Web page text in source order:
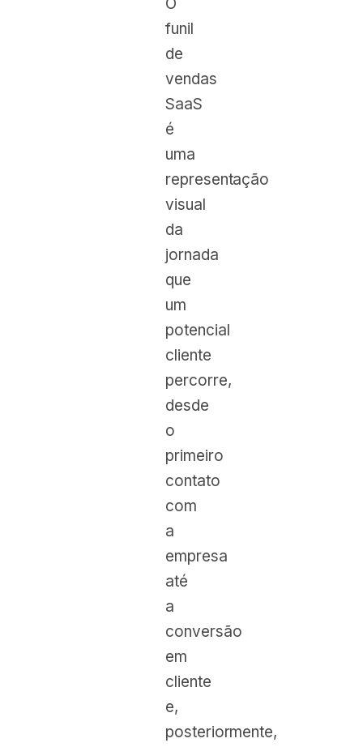
funil
de
vendas
SaaS
é
uma
representação
visual
da
jornada
que
um
potencial
cliente
percorre,
desde
o
primeiro
contato
com
a
empresa
até
a
conversão
em
cliente
e,
posteriormente,